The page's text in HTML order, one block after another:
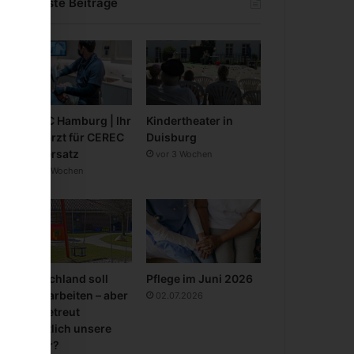
CEREC Hamburg | Ihr
Zahnarzt für CEREC
Zahnersatz
vor 3 Wochen
Kindertheater in
Duisburg
vor 3 Wochen
Deutschland soll
mehr arbeiten – aber
wer betreut
eigentlich unsere
Kinder?
Pflege im Juni 2026
02.07.2026